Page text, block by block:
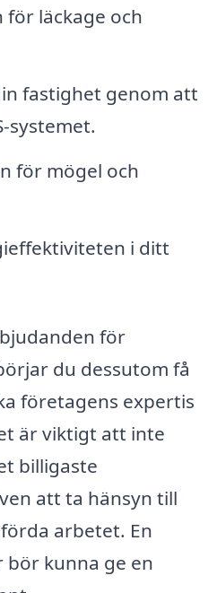
för läckage och
fastighet genom att
systemet.
för mögel och
i ditt
för
du dessutom få
företagens expertis
är viktigt att inte
billigaste
att ta hänsyn till
arbetet. En
kunna ge en